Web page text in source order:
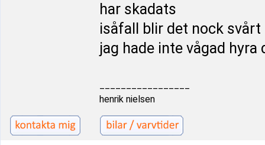
har skadats
isåfall blir det nock
jag hade inte vågad
henrik nielsen